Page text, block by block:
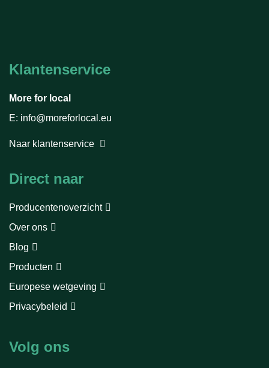
Klantenservice
More for local
E: info@moreforlocal.eu
Naar klantenservice
Direct naar
Producentenoverzicht
Over ons
Blog
Producten
Europese wetgeving
Privacybeleid
Volg ons